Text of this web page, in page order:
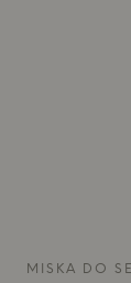
MISKA DO